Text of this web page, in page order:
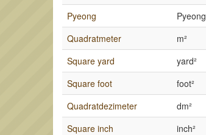
Pyeong
Pyeong
Quadratmeter
m²
Square yard
yard²
Square foot
foot²
Quadratdezimeter
dm²
Square inch
inch²